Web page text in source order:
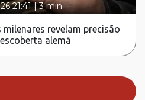
21:41 |3 min
revelam precisão
alemã